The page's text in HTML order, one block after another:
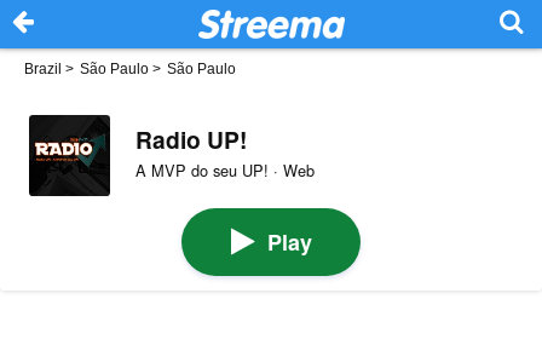
Brazil > São Paulo > São Paulo
Radio UP!
A MVP do seu UP! · Web
Play